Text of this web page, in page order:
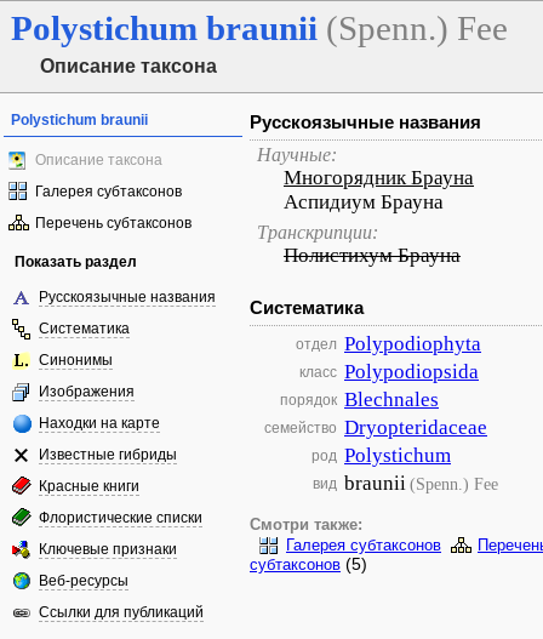
Polystichum braunii (Spenn.) Fee
Описание таксона
Polystichum braunii
Описание таксона
Галерея субтаксонов
Перечень субтаксонов
Показать раздел
Русскоязычные названия
Систематика
Синонимы
Изображения
Находки на карте
Известные гибриды
Красные книги
Флористические списки
Ключевые признаки
Веб-ресурсы
Ссылки для публикаций
Русскоязычные названия
Научные:
Многорядник Брауна
Аспидиум Брауна
Транскрипции:
Полистихум Брауна
Систематика
отдел Polypodiophyta
класс Polypodiopsida
порядок Blechnales
семейство Dryopteridaceae
род Polystichum
вид braunii(Spenn.) Fee
Смотри также:
Галерея субтаксонов
субтаксонов (5)